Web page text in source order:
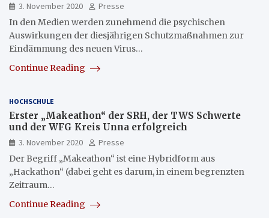
3. November 2020
Presse
In den Medien werden zunehmend die psychischen
Auswirkungen der diesjährigen Schutzmaßnahmen zur
Eindämmung des neuen Virus…
Continue Reading
HOCHSCHULE
Erster „Makeathon“ der SRH, der TWS Schwerte
und der WFG Kreis Unna erfolgreich
3. November 2020
Presse
Der Begriff „Makeathon“ ist eine Hybridform aus
„Hackathon“ (dabei geht es darum, in einem begrenzten
Zeitraum…
Continue Reading